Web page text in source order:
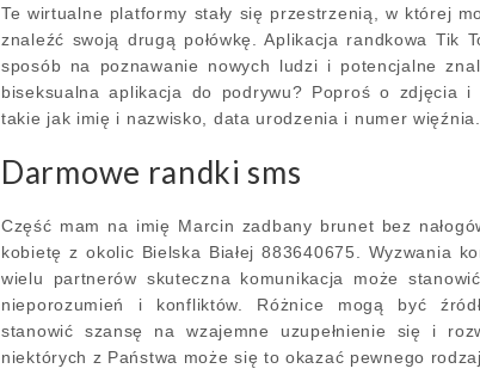
Te wirtualne platformy stały się przestrzenią, w której
znaleźć swoją drugą połówkę. Aplikacja randkowa Tik
sposób na poznawanie nowych ludzi i potencjalne
biseksualna aplikacja do podrywu? Poproś o zdjęcia i
takie jak imię i nazwisko, data urodzenia i numer więźnia.
Darmowe randki sms
Część mam na imię Marcin zadbany brunet bez
kobietę z okolic Bielska Białej 883640675. Wyzwania
wielu partnerów skuteczna komunikacja może
nieporozumień i konfliktów. Różnice mogą być
stanowić szansę na wzajemne uzupełnienie się i
niektórych z Państwa może się to okazać pewnego